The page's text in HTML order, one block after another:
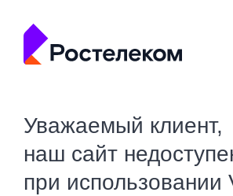
Уважаемый клиент,
наш сайт
при использовании